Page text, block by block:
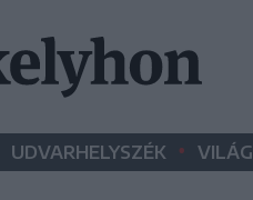
UDVARHELYSZÉK • VILÁG